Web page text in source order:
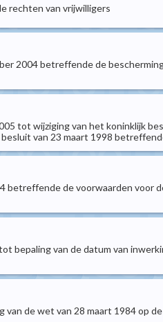
rechten van vrijwilligers
2004 betreffende de
tot wijziging van het koninklijk
van 23 maart 1998
de voorwaarden voor
bepaling van de datum van
de wet van 28 maart 1984 op